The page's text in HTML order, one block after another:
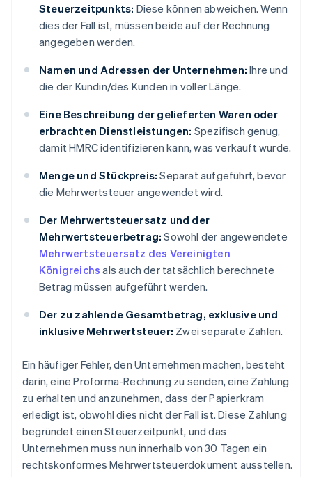
Steuerzeitpunkts: Diese können abweichen. Wenn
dies der Fall ist, müssen beide auf der Rechnung
angegeben werden.
Namen und Adressen der Unternehmen: Ihre und
die der Kundin/des Kunden in voller Länge.
Eine Beschreibung der gelieferten Waren oder
erbrachten Dienstleistungen: Spezifisch genug,
damit HMRC identifizieren kann, was verkauft wurde.
Menge und Stückpreis: Separat aufgeführt, bevor
die Mehrwertsteuer angewendet wird.
Der Mehrwertsteuersatz und der
Mehrwertsteuerbetrag: Sowohl der angewendete
Mehrwertsteuersatz des Vereinigten
Königreichs als auch der tatsächlich berechnete
Betrag müssen aufgeführt werden.
Der zu zahlende Gesamtbetrag, exklusive und
inklusive Mehrwertsteuer: Zwei separate Zahlen.
Ein häufiger Fehler, den Unternehmen machen, besteht
darin, eine Proforma-Rechnung zu senden, eine Zahlung
zu erhalten und anzunehmen, dass der Papierkram
erledigt ist, obwohl dies nicht der Fall ist. Diese Zahlung
begründet einen Steuerzeitpunkt, und das
Unternehmen muss nun innerhalb von 30 Tagen ein
rechtskonformes Mehrwertsteuerdokument ausstellen.